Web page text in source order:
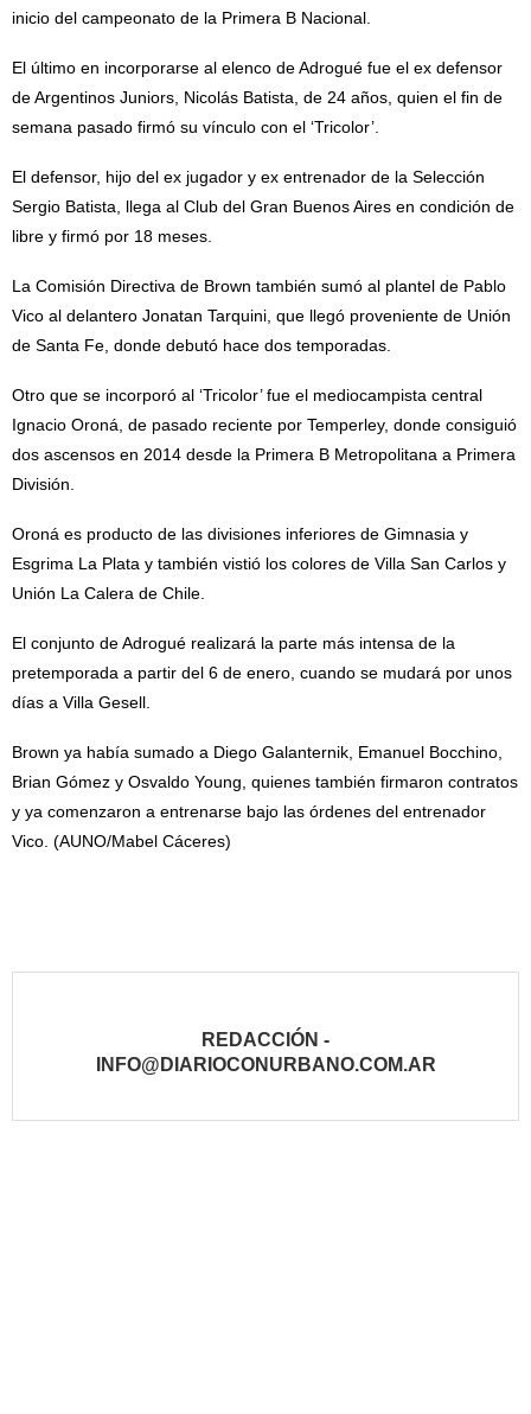
inicio del campeonato de la Primera B Nacional.
El último en incorporarse al elenco de Adrogué fue el ex defensor
de Argentinos Juniors, Nicolás Batista, de 24 años, quien el fin de
semana pasado firmó su vínculo con el ‘Tricolor’.
El defensor, hijo del ex jugador y ex entrenador de la Selección
Sergio Batista, llega al Club del Gran Buenos Aires en condición de
libre y firmó por 18 meses.
La Comisión Directiva de Brown también sumó al plantel de Pablo
Vico al delantero Jonatan Tarquini, que llegó proveniente de Unión
de Santa Fe, donde debutó hace dos temporadas.
Otro que se incorporó al ‘Tricolor’ fue el mediocampista central
Ignacio Oroná, de pasado reciente por Temperley, donde consiguió
dos ascensos en 2014 desde la Primera B Metropolitana a Primera
División.
Oroná es producto de las divisiones inferiores de Gimnasia y
Esgrima La Plata y también vistió los colores de Villa San Carlos y
Unión La Calera de Chile.
El conjunto de Adrogué realizará la parte más intensa de la
pretemporada a partir del 6 de enero, cuando se mudará por unos
días a Villa Gesell.
Brown ya había sumado a Diego Galanternik, Emanuel Bocchino,
Brian Gómez y Osvaldo Young, quienes también firmaron contratos
y ya comenzaron a entrenarse bajo las órdenes del entrenador
Vico. (AUNO/Mabel Cáceres)
REDACCIÓN -
INFO@DIARIOCONURBANO.COM.AR